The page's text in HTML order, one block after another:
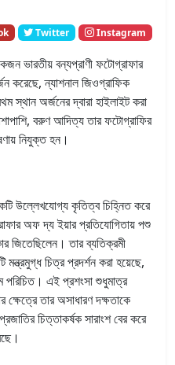
Twitter Instagram
ভারতীয় বন্যপ্রাণী ফটোগ্রাফার
করেছে, ন্যাশনাল জিওগ্রাফিক
স্থান অর্জনের দ্বারা হাইলাইট করা
বরুণ আদিত্য তার ফটোগ্রাফির
নিযুক্ত হন।
উল্লেখযোগ্য কৃতিত্ব চিহ্নিত করে
অফ দ্য ইয়ার প্রতিযোগিতায় পশু
জিতেছিলেন। তার ব্যতিক্রমী
চিত্র প্রদর্শন করা হয়েছে,
পরিচিত। এই প্রশংসা শুধুমাত্র
ক্ষেত্রে তার অসাধারণ দক্ষতাকে
চিত্তাকর্ষক সারাংশ বের করে